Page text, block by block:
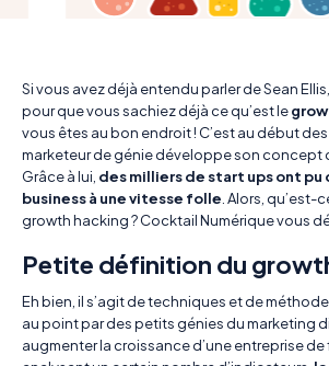
Si vous avez déjà entendu parler de Sean
pour que vous sachiez déjà ce qu’est le
vous êtes au bon endroit ! C’est au début
marketeur de génie développe son concept
Grâce à lui, des milliers de start ups ont
business à une vitesse folle . Alors, qu’est-
growth hacking ? Cocktail Numérique vous
Petite définition du
Eh bien, il s’agit de techniques et de
au point par des petits génies du marketing
augmenter la croissance d’une entreprise